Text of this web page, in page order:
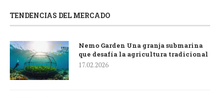
TENDENCIAS DEL MERCADO
Nemo Garden Una granja submarina
que desafía la agricultura tradicional
17.02.2026